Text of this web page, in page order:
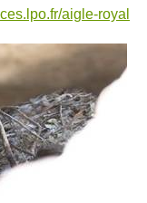
aigle-royal